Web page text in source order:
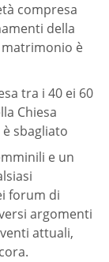
compresa
della
matrimonio è
tra i 40 ei 60
Chiesa
sbagliato
e un
forum di
argomenti
attuali,